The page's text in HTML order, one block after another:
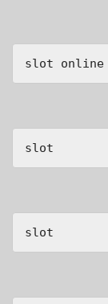
slot online
slot
slot